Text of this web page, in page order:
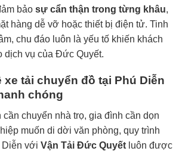
bảo sự cẩn thận trong từng khâu,
hàng dễ vỡ hoặc thiết bị điện tử. Tinh
chu đáo luôn là yếu tố khiến khách
dịch vụ của Đức Quyết.
xe tải chuyển đồ tại Phú Diễn
chóng
cần chuyển nhà trọ, gia đình cần dọn
muốn di dời văn phòng, quy trình
Diễn với Vận Tải Đức Quyết luôn được